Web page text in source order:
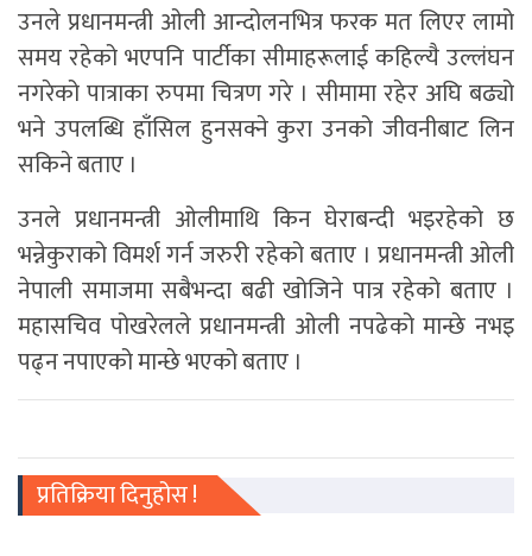
उनले प्रधानमन्त्री ओली आन्दोलनभित्र फरक मत लिएर लामो
समय रहेको भएपनि पार्टीका सीमाहरूलाई कहिल्यै उल्लंघन
नगरेको पात्राका रुपमा चित्रण गरे । सीमामा रहेर अघि बढ्यो
भने उपलब्धि हाँसिल हुनसक्ने कुरा उनको जीवनीबाट लिन
सकिने बताए ।
उनले प्रधानमन्त्री ओलीमाथि किन घेराबन्दी भइरहेको छ
भन्नेकुराको विमर्श गर्न जरुरी रहेको बताए । प्रधानमन्त्री ओली
नेपाली समाजमा सबैभन्दा बढी खोजिने पात्र रहेको बताए ।
महासचिव पोखरेलले प्रधानमन्त्री ओली नपढेको मान्छे नभइ
पढ्न नपाएको मान्छे भएको बताए ।
प्रतिक्रिया दिनुहोस !